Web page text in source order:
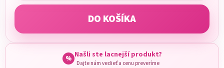
DO KOŠÍKA
% Našli ste lacnejší produkt?
Dajte nám vedieť a cenu preveríme